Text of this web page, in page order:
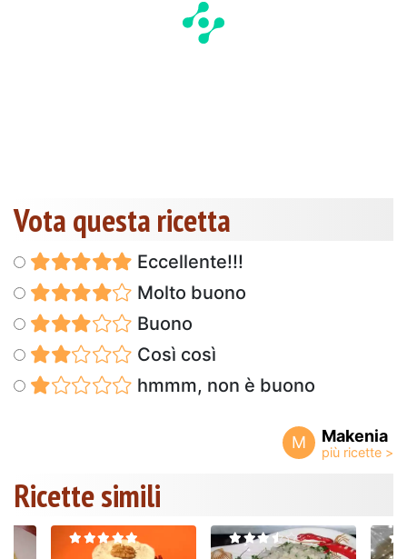
Vota questa ricetta
Eccellente!!!
Molto buono
Buono
Così così
hmmm, non è buono
M Makenia
Ricette simili